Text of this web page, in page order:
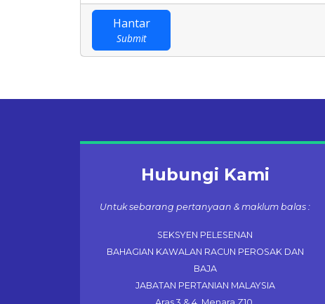
Hantar
Submit
Hubungi Kami
Untuk sebarang pertanyaan & maklum balas :
SEKSYEN PELESENAN
BAHAGIAN KAWALAN RACUN PEROSAK DAN
BAJA
JABATAN PERTANIAN MALAYSIA